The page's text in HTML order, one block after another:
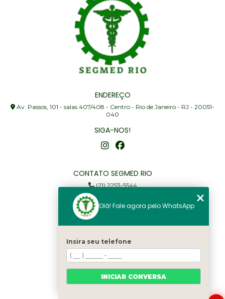
ENDEREÇO
Av. Passos, 101 - salas 407/408 - Centro - Rio de Janeiro - RJ - 20051-
040
SIGA-NOS!
CONTATO SEGMED RIO
(21) 2253-5544
(21) 97905-3352
segmed@segmedrio.com.br
MENU
Home
Institucional
Serviços
Olá! Fale agora pelo WhatsApp
Insira seu telefone
INICIAR CONVERSA